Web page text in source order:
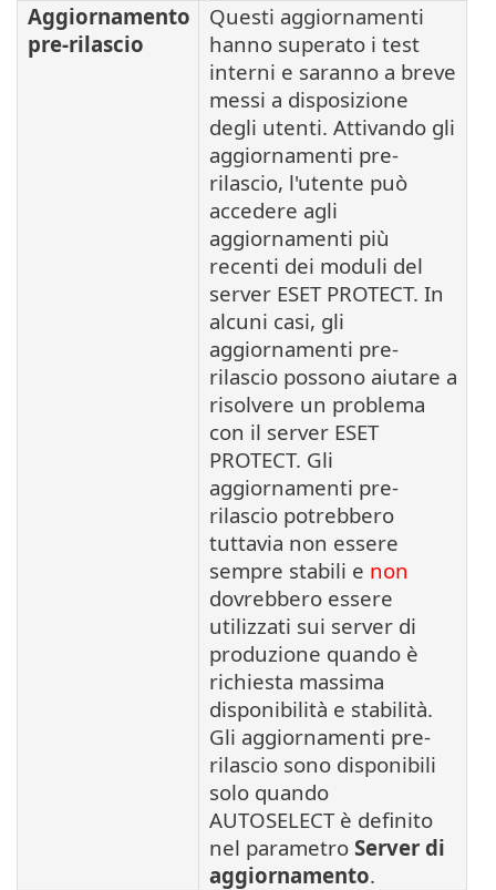
Aggiornamento
pre-rilascio
Questi aggiornamenti
hanno superato i test
interni e saranno a breve
messi a disposizione
degli utenti. Attivando gli
aggiornamenti pre-
rilascio, l'utente può
accedere agli
aggiornamenti più
recenti dei moduli del
server ESET PROTECT. In
alcuni casi, gli
aggiornamenti pre-
rilascio possono aiutare a
risolvere un problema
con il server ESET
PROTECT. Gli
aggiornamenti pre-
rilascio potrebbero
tuttavia non essere
sempre stabili e non
dovrebbero essere
utilizzati sui server di
produzione quando è
richiesta massima
disponibilità e stabilità.
Gli aggiornamenti pre-
rilascio sono disponibili
solo quando
AUTOSELECT è definito
nel parametro Server di
aggiornamento.